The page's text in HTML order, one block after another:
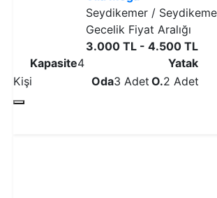
Seydikemer /
Gecelik Fiyat Aralığı
3.000 TL - 4.500 TL
Kapasite4
Kişi
Oda3 Adet
Yatak
O.2 Adet